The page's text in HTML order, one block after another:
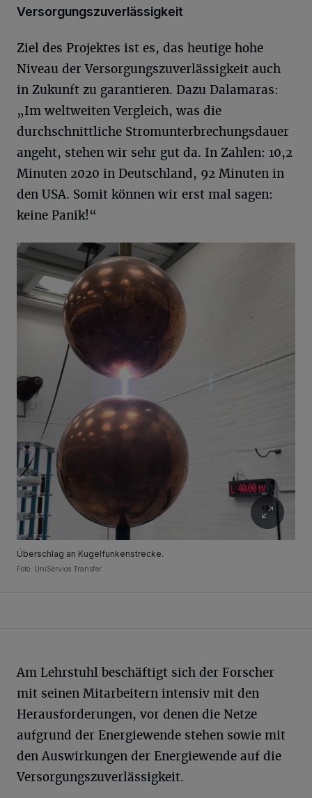
Versorgungszuverlässigkeit
Ziel des Projektes ist es, das heutige hohe
Niveau der Versorgungszuverlässigkeit auch
in Zukunft zu garantieren. Dazu Dalamaras:
„Im weltweiten Vergleich, was die
durchschnittliche Stromunterbrechungsdauer
angeht, stehen wir sehr gut da. In Zahlen: 10,2
Minuten 2020 in Deutschland, 92 Minuten in
den USA. Somit können wir erst mal sagen:
keine Panik!“
Überschlag an Kugelfunkenstrecke.
Foto: UniService Transfer
Am Lehrstuhl beschäftigt sich der Forscher
mit seinen Mitarbeitern intensiv mit den
Herausforderungen, vor denen die Netze
aufgrund der Energiewende stehen sowie mit
den Auswirkungen der Energiewende auf die
Versorgungszuverlässigkeit.